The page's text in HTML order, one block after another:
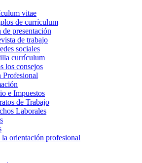
vitae
de currículum
de presentación
de trabajo
sociales
currículum
los consejos
Profesional
e Impuestos
de Trabajo
Laborales
la orientación profesional